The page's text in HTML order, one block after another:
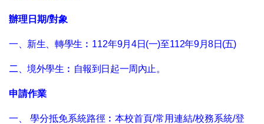
辦理日期/對象
一、新生、轉學生 ︰112年9月4日(一)至112年9月8日(五)
二 、境外學生 ︰ 自報到日起一周內止 。
申請作業
一、 學分抵免系統路徑︰本校首頁/常用連結/校務系統/登